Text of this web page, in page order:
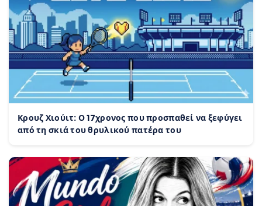
Κρουζ Χιούιτ: Ο 17χρονος που προσπαθεί να ξεφύγει
από τη σκιά του θρυλικού πατέρα του